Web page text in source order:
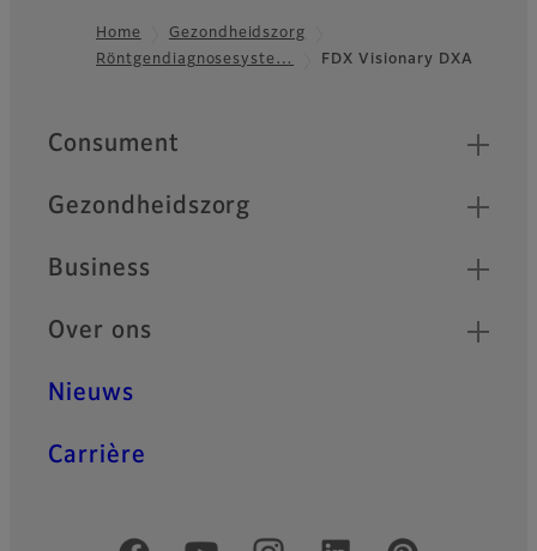
Footer
Home
Gezondheidszorg
Röntgendiagnosesyste…
FDX Visionary DXA
Quick Links
Consument
Gezondheidszorg
Business
Over ons
Nieuws
Carrière